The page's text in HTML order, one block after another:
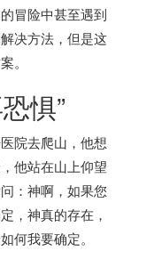
冒险中甚至遇到
决方法，但是这
。
惧”
院去爬山，他想
他站在山上仰望
：神啊，如果您
，神真的存在，
何我要确定。